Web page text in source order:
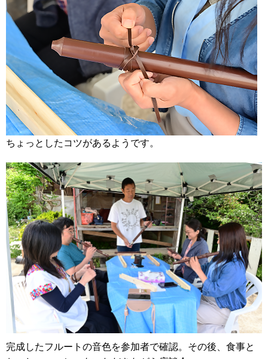
ちょっとしたコツがあるようです。
完成したフルートの音色を参加者で確認。その後、食事と